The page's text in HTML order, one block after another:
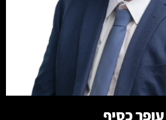
קרא עוד
עופר כסיף